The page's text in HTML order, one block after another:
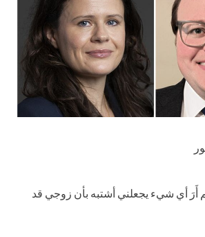
أَرَ أي شيء يجعلني أشتبه بأن زوجي قد